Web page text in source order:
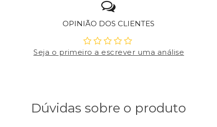
OPINIÃO DOS CLIENTES
Seja o primeiro a escrever uma análise
Dúvidas sobre o produto